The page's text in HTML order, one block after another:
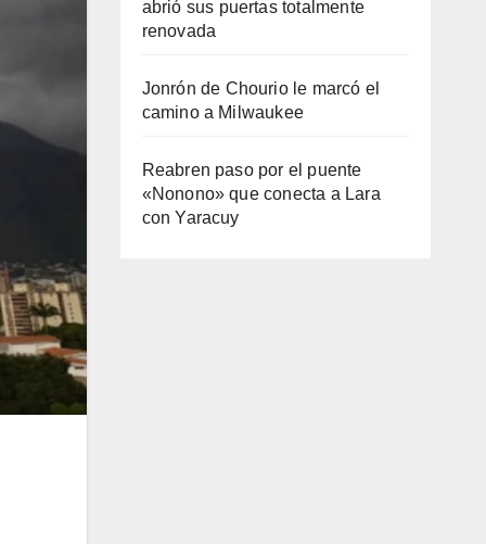
abrió sus puertas totalmente
renovada
Jonrón de Chourio le marcó el
camino a Milwaukee
Reabren paso por el puente
«Nonono» que conecta a Lara
con Yaracuy